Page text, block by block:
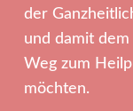
der
und damit dem
Weg zum
möchten.